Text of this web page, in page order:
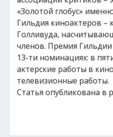
«Золотой глобус»
Гильдия киноактеров
Голливуда,
членов. Премия
13-ти номинациях: в
актерские работы в
телевизионные работы.
Статья опубликована в